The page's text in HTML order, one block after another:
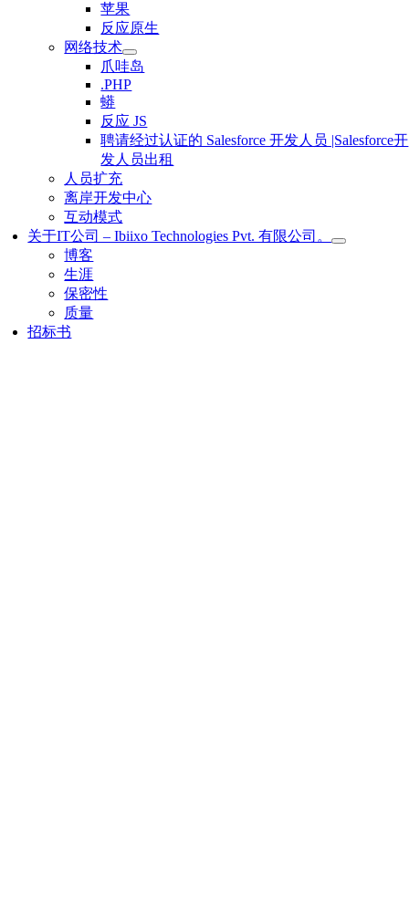
苹果
反应原生
网络技术
爪哇岛
.PHP
蟒
反应 JS
聘请经过认证的 Salesforce 开发人员 |Salesforce开
发人员出租
人员扩充
离岸开发中心
互动模式
关于IT公司 – Ibiixo Technologies Pvt. 有限公司。
博客
生涯
保密性
质量
招标书